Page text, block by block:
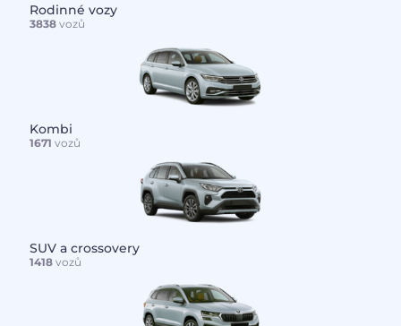
Rodinné vozy
3838vozů
Kombi
1671 vozů
SUV a crossovery
1418vozů